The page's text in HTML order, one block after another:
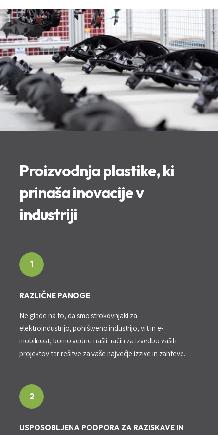
Proizvodnja plastike, ki
prinaša inovacije v
industriji
1
RAZLIČNE PANOGE
Ne glede na to, da smo strokovnjaki za
elektroindustrijo, pohištveno industrijo, vrt in e-
mobilnost, bomo vedno našli način za izvedbo vaših
projektov ter rešitve za vaše največje izzive in zahteve.
2
USPOSOBLJENA PODPORA ZA RAZISKAVE IN